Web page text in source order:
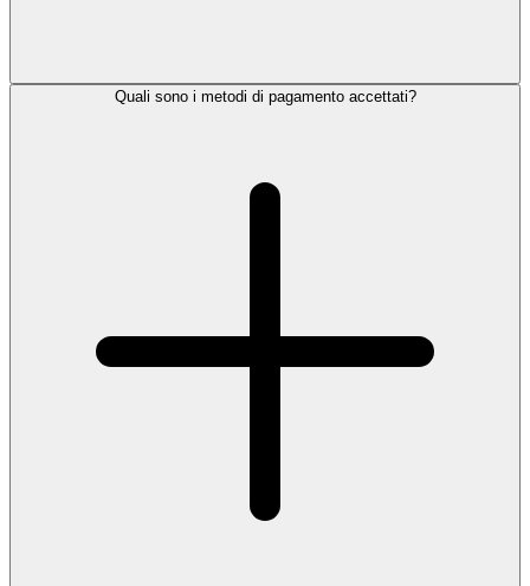
Quali sono i metodi di pagamento accettati?